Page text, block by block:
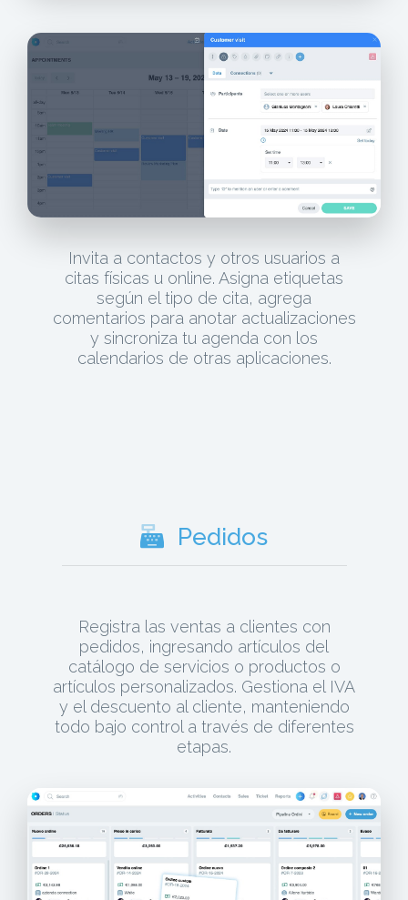
Invita a contactos y otros usuarios a
citas físicas u online. Asigna etiquetas
según el tipo de cita, agrega
comentarios para anotar actualizaciones
y sincroniza tu agenda con los
calendarios de otras aplicaciones.
Pedidos
Registra las ventas a clientes con
pedidos, ingresando artículos del
catálogo de servicios o productos o
artículos personalizados. Gestiona el IVA
y el descuento al cliente, manteniendo
todo bajo control a través de diferentes
etapas.